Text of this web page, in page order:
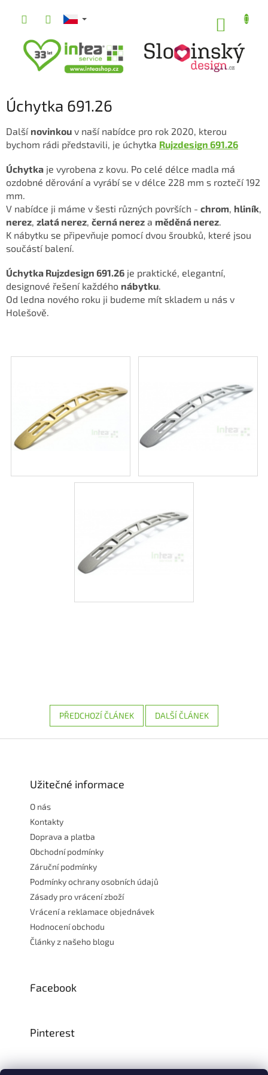
Úchytka 691.26
Další novinkou v naší nabídce pro rok 2020, kterou
bychom rádi představili, je úchytka Rujzdesign 691.26
Úchytka je vyrobena z kovu. Po celé délce madla má
ozdobné děrování a vyrábí se v délce 228 mm s roztečí 192
mm.
V nabídce ji máme v šesti různých površích - chrom hliník
nerez zlatá nerez černá nerez a měděná nerez
K nábytku se připevňuje pomocí dvou šroubků, které jsou
součástí balení.
Úchytka Rujzdesign 691.26 je praktické, elegantní,
designové řešení každého nábytku
Od ledna nového roku ji budeme mít skladem u nás v
Holešově.
PŘEDCHOZÍ ČLÁNEK DALŠÍ ČLÁNEK
Užitečné informace
O nás
Kontakty
Doprava a platba
Obchodní podmínky
Záruční podmínky
Podmínky ochrany osobních údajů
Zásady pro vrácení zboží
Vrácení a reklamace objednávek
Hodnocení obchodu
Články z našeho blogu
Facebook
Pinterest